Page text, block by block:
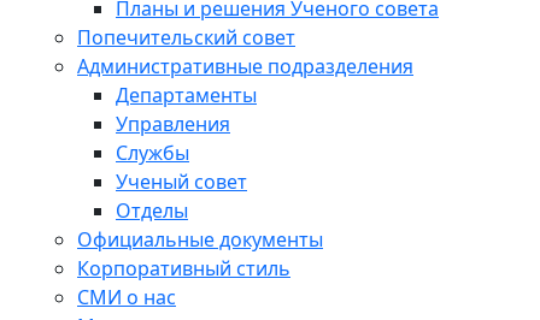
Планы и решения Ученого совета
Попечительский совет
Административные подразделения
Департаменты
Управления
Службы
Ученый совет
Отделы
Официальные документы
Корпоративный стиль
СМИ о нас